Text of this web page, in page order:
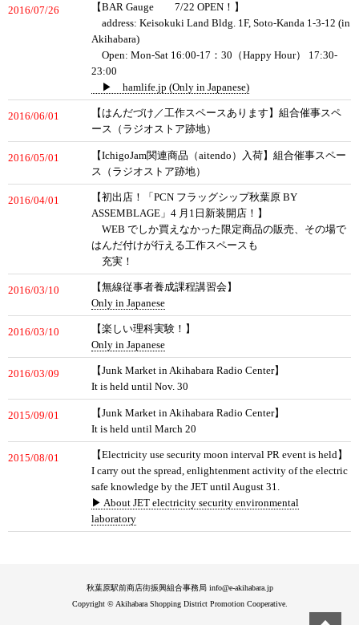
2016/07/26
【BAR Gauge 7/22 OPEN！】
address: Keisokuki Land Bldg. 1F, Soto-Kanda 1-3-12 (in
Akihabara)
Open: Mon-Sat 16:00-17：30（Happy Hour） 17:30-
23:00
▶ hamlife.jp (Only in Japanese)
2016/06/01
【はんだづけ／工作スペースあります】組合催事スペ
ース（ラジオストア跡地）
2016/05/01
【IchigoJam関連商品（aitendo）入荷】組合催事スペー
ス（ラジオストア跡地）
2016/04/01
【初出店！「PCN フラッグシップ秋葉原 BY
ASSEMBLAGE」4 月1日新装開店！】
WEB でしか買えなかった限定商品の販売、その場で
はんだ付けが行える工作スペースも
充実！
2016/03/10
【無線従事者養成課程講習会】
Only in Japanese
2016/03/10
【楽しい理科実験！】
Only in Japanese
2016/03/09
【Junk Market in Akihabara Radio Center】
It is held until Nov. 30
2015/09/01
【Junk Market in Akihabara Radio Center】
It is held until March 20
2015/08/01
【Electricity use security moon interval PR event is held】
I carry out the spread, enlightenment activity of the electric
safe knowledge by the JET until August 31.
▶ About JET electricity security environmental
laboratory
秋葉原駅前商店街振興組合事務局 info@e-akihabara.jp
Copyright © Akihabara Shopping District Promotion Cooperative.